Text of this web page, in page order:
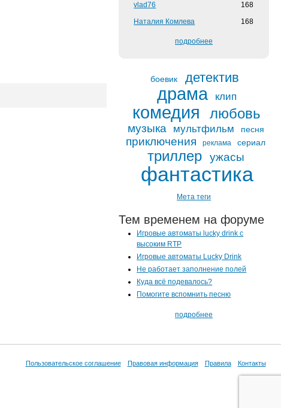
vlad76
168
Наталия Комлева
168
подробнее
боевик детектив
драма клип
комедия любовь
музыка мультфильм песня
приключения реклама сериал
триллер ужасы
фантастика
Мета теги
Тем временем на форуме
Игровые автоматы lucky drink с
высоким RTP
Игровые автоматы Lucky Drink
Не работает заполнение полей
Куда всё подевалось?
Помогите вспомнить песню
подробнее
Пользовательское соглашение Правовая информация Правила Контакты